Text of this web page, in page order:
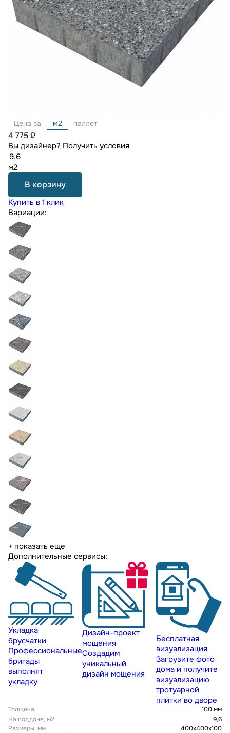
Цена за м2 паллет
4 775 ₽
Вы дизайнер? Получить условия
м2
В корзину
Купить в 1 клик
Вариации:
+ показать еще
Дополнительные сервисы:
Укладка
брусчатки
Профессиональные
бригады
выполнят
укладку
Дизайн-проект
мощения
Создадим
уникальный
дизайн мощения
Бесплатная
визуализация
Загрузите фото
дома и получите
визуализацию
тротуарной
плитки во дворе
Толщина
100 мм
На поддоне, м2
9,6
Размеры, мм
400x400x100